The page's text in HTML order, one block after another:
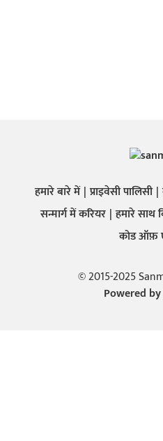
हमारे बारे में प्राइवेसी पालिसी
सन्मार्ग में करियर हमारे साथ
कोड ऑफ़
© 2015-2025
Powered by